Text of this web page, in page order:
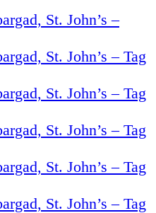
St. John’s –
St. John’s – Tag
St. John’s – Tag
St. John’s – Tag
St. John’s – Tag
St. John’s – Tag